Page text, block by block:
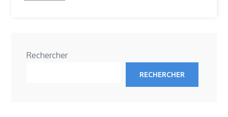
Rechercher
RECHERCHER